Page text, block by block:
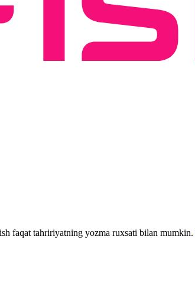
faqat tahririyatning yozma ruxsati bilan mumkin.